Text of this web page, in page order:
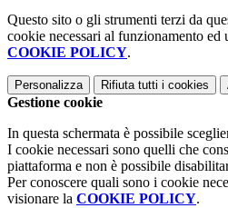
Questo sito o gli strumenti terzi da
cookie necessari al funzionamento
COOKIE POLICY.
Personalizza Rifiuta tutti i cookies
Gestione cookie
In questa schermata è possibile
I cookie necessari sono quelli che
piattaforma e non è possibile
Per conoscere quali sono i cookie
visionare la COOKIE POLICY.